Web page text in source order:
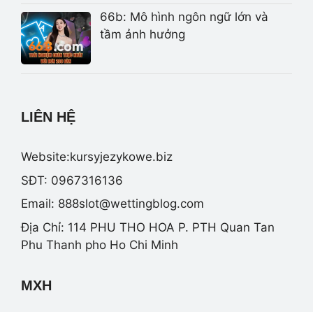
66b: Mô hình ngôn ngữ lớn và
tầm ảnh hưởng
LIÊN HỆ
Website:kursyjezykowe.biz
SĐT: 0967316136
Email: 888slot@wettingblog.com
Địa Chỉ: 114 PHU THO HOA P. PTH Quan Tan
Phu Thanh pho Ho Chi Minh
MXH